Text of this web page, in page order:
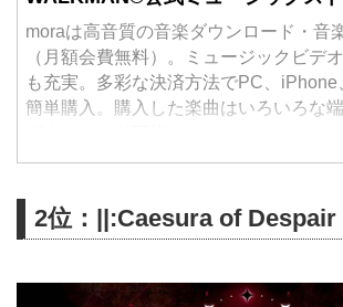
moraは高音質の音楽ダウンロード・音
（月額会費無料）。ミュージックビデ
も充実。多彩な決済方法でPC、iPhone
簡単購入。購入した楽曲はいろいろな
2位：||:Caesura of Despair